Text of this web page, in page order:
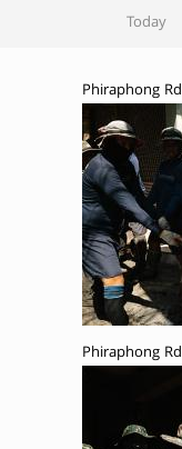
Today
Phiraphong Rd
Phiraphong Rd